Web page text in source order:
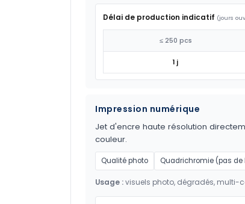
Délai de production indicatif (jours
≤ 250 pcs
1 j
Impression numérique
Jet d'encre haute résolution
couleur.
Qualité photo Quadrichromie (pas de
Usage :visuels photo, dégradés, multi-